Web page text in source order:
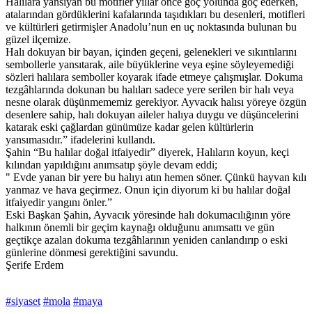
atalarından gördüklerini kafalarında taşıdıkları bu desenleri, motifleri
ve kültürleri getirmişler Anadolu’nun en uç noktasında bulunan bu
güzel ilçemize.
Halı dokuyan bir bayan, içinden geçeni, gelenekleri ve sıkıntılarını
sembollerle yansıtarak, aile büyüklerine veya eşine söyleyemediği
sözleri halılara semboller koyarak ifade etmeye çalışmışlar. Dokuma
tezgâhlarında dokunan bu halıları sadece yere serilen bir halı veya
nesne olarak düşünmememiz gerekiyor. Ayvacık halısı yöreye özgün
desenlere sahip, halı dokuyan aileler halıya duygu ve düşüncelerini
katarak eski çağlardan günümüze kadar gelen kültürlerin
yansımasıdır.” ifadelerini kullandı.
Şahin “Bu halılar doğal itfaiyedir” diyerek, Halıların koyun, keçi
kılından yapıldığını anımsatıp şöyle devam eddi;
" Evde yanan bir yere bu halıyı atın hemen söner. Çünkü hayvan kılı
yanmaz ve hava geçirmez. Onun için diyorum ki bu halılar doğal
itfaiyedir yangını önler.”
Eski Başkan Şahin, Ayvacık yöresinde halı dokumacılığının yöre
halkının önemli bir geçim kaynağı olduğunu anımsattı ve gün
geçtikçe azalan dokuma tezgâhlarının yeniden canlandırıp o eski
günlerine dönmesi gerektiğini savundu.
Şerife Erdem
#siyaset #mola #maya